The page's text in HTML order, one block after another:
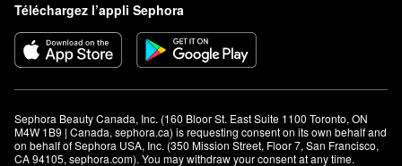
Téléchargez l’appli Sephora
Sephora Beauty Canada, Inc. (160 Bloor St. East Suite 1100 Toronto, ON
M4W 1B9 | Canada, sephora.ca) is requesting consent on its own behalf and
on behalf of Sephora USA, Inc. (350 Mission Street, Floor 7, San Francisco,
CA 94105, sephora.com). You may withdraw your consent at any time.